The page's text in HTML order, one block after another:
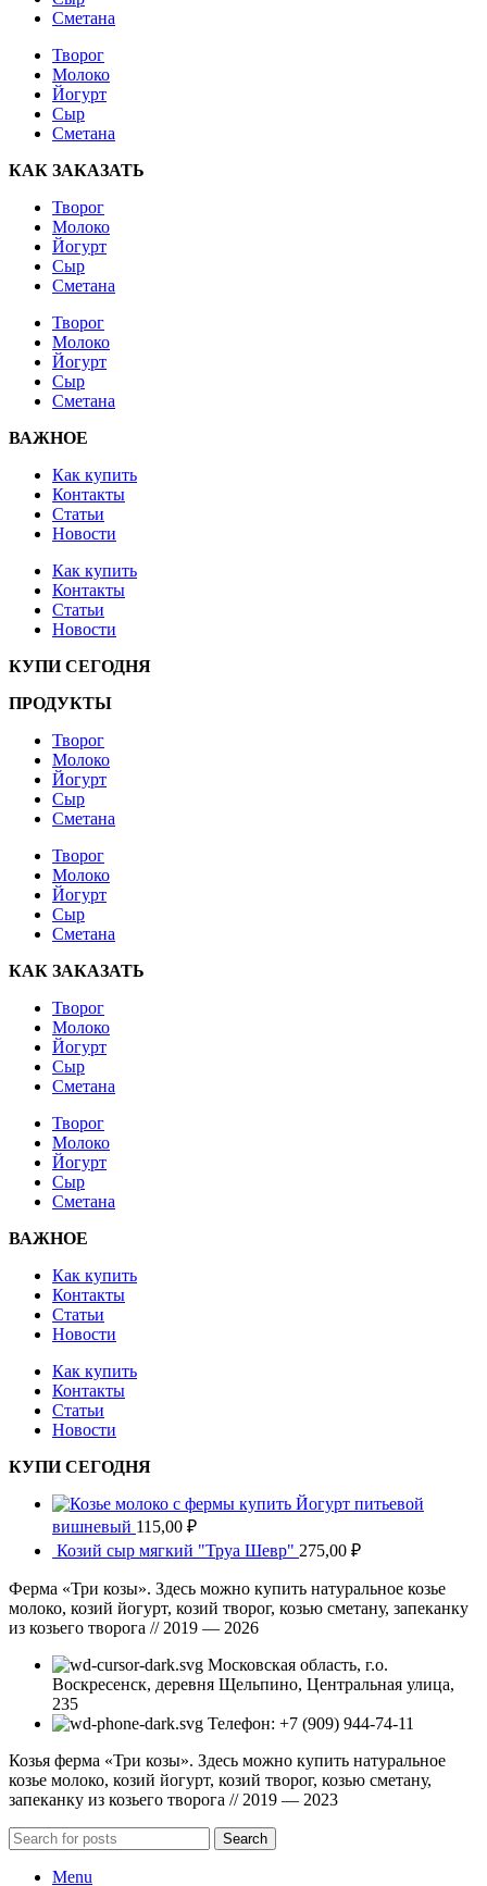
Сметана
Творог
Молоко
Йогурт
Сыр
Сметана
КАК ЗАКАЗАТЬ
Творог
Молоко
Йогурт
Сыр
Сметана
Творог
Молоко
Йогурт
Сыр
Сметана
ВАЖНОЕ
Как купить
Контакты
Статьи
Новости
Как купить
Контакты
Статьи
Новости
КУПИ СЕГОДНЯ
ПРОДУКТЫ
Творог
Молоко
Йогурт
Сыр
Сметана
Творог
Молоко
Йогурт
Сыр
Сметана
КАК ЗАКАЗАТЬ
Творог
Молоко
Йогурт
Сыр
Сметана
Творог
Молоко
Йогурт
Сыр
Сметана
ВАЖНОЕ
Как купить
Контакты
Статьи
Новости
Как купить
Контакты
Статьи
Новости
КУПИ СЕГОДНЯ
Йогурт питьевой
вишневый 115,00 ₽
Козий сыр мягкий "Труа Шевр" 275,00 ₽
Ферма «Три козы». Здесь можно купить натуральное козье
молоко, козий йогурт, козий творог, козью сметану, запеканку
из козьего творога // 2019 — 2026
Московская область, г.о.
Воскресенск, деревня Щельпино, Центральная улица,
235
Телефон: +7 (909) 944-74-11
Козья ферма «Три козы». Здесь можно купить натуральное
козье молоко, козий йогурт, козий творог, козью сметану,
запеканку из козьего творога // 2019 — 2023
Search
Menu